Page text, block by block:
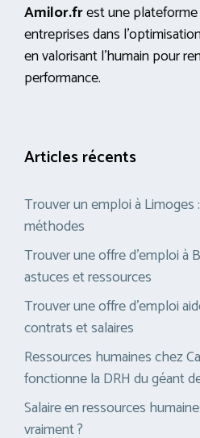
Amilor.frest une
entreprises dans
en valorisant l’humain pour
performance.
Articles récents
Trouver un emploi à
méthodes
Trouver une offre d’emploi à
astuces et ressources
Trouver une offre d’emploi
contrats et salaires
Ressources humaines chez
fonctionne la DRH du géant
Salaire en ressources
vraiment ?